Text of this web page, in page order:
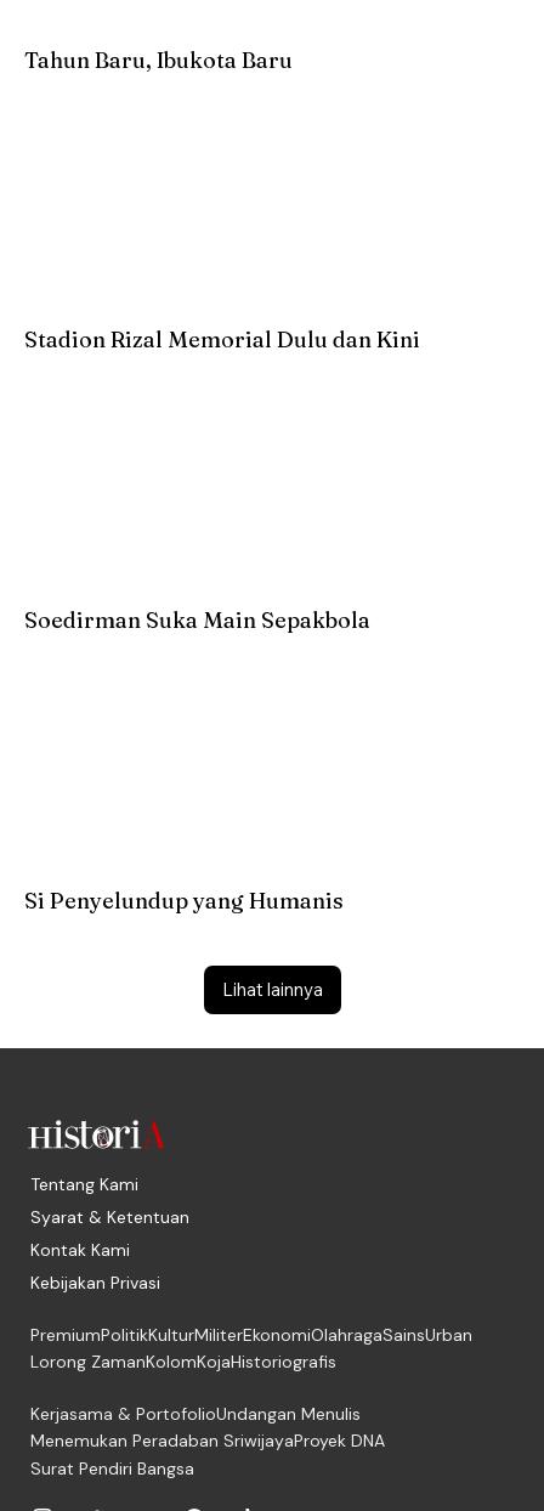
Lihat lainnya
Tahun Baru, Ibukota Baru
Stadion Rizal Memorial Dulu dan Kini
Soedirman Suka Main Sepakbola
Si Penyelundup yang Humanis
Tentang Kami
Syarat & Ketentuan
Kontak Kami
Kebijakan Privasi
PremiumPolitikKulturMiliterEkonomiOlahragaSainsUrban
Lorong ZamanKolomKojaHistoriografis
Kerjasama & PortofolioUndangan Menulis
Menemukan Peradaban SriwijayaProyek DNA
Surat Pendiri Bangsa